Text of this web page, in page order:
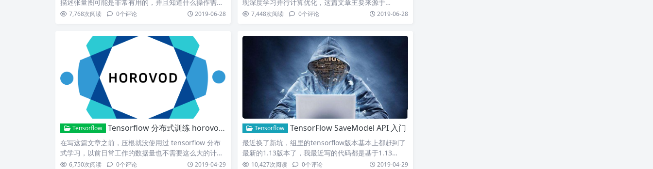
描述张量图可能是非常有用的，并且知道什么操作需要
更多…
7,768次阅读 0个评论 2019-06-28
现深度学习并行计算优化，这篇文章主要来源于…
7,448次阅读 0个评论 2019-06-28
Tensorflow Tensorflow 分布式训练 horovod概念
在写这篇文章之前，压根就没使用过 tensorflow 分布
式学习，以前日常工作的数据量也不需要这么大的计算
资…6,750次阅读 0个评论 2019-04-29
Tensorflow TensorFlow SaveModel API 入门
最近换了新坑，组里的tensorflow版本基本上都赶到了
最新的1.13版本了，我最近写的代码都是基于1.13…
10,427次阅读 0个评论 2019-04-29